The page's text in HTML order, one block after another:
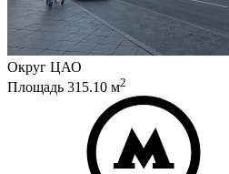
Округ ЦАО
Площадь 315.10 м2